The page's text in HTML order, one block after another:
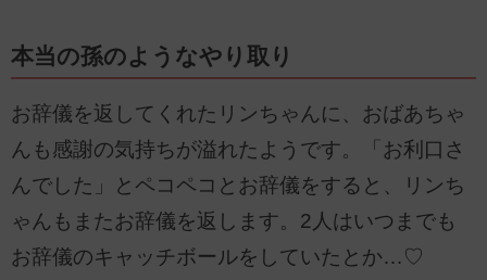
本当の孫のようなやり取り
お辞儀を返してくれたリンちゃんに、おばあちゃ
んも感謝の気持ちが溢れたようです。「お利口さ
んでした」とペコペコとお辞儀をすると、リンち
ゃんもまたお辞儀を返します。2人はいつまでも
お辞儀のキャッチボールをしていたとか…♡